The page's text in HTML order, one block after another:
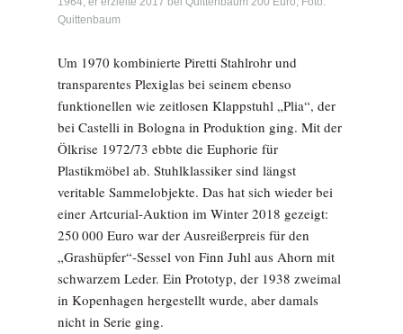
Quittenbaum
Um 1970 kombinierte Piretti Stahlrohr und
transparentes Plexiglas bei seinem ebenso
funktionellen wie zeitlosen Klappstuhl „Plia“, der
bei Castelli in Bologna in Produktion ging. Mit der
Ölkrise 1972/73 ebbte die Euphorie für
Plastikmöbel ab. Stuhlklassiker sind längst
veritable Sammelobjekte. Das hat sich wieder bei
einer Artcurial-Auktion im Winter 2018 gezeigt:
250 000 Euro war der Ausreißerpreis für den
„Grashüpfer“-Sessel von Finn Juhl aus Ahorn mit
schwarzem Leder. Ein Prototyp, der 1938 zweimal
in Kopenhagen hergestellt wurde, aber damals
nicht in Serie ging.